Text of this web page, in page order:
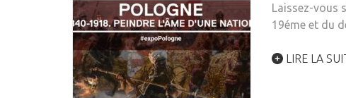
Laissez-vous
19éme et du
LIRE LA